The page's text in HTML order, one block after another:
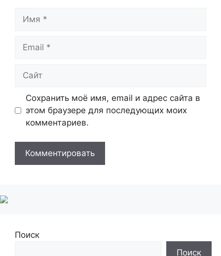
Имя
Email
Сайт
Сохранить моё имя, email и адрес сайта в
этом браузере для последующих моих
комментариев.
Поиск
Поиск